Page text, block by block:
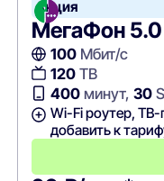
Акция
МегаФон
100Мбит/с
120ТВ
400минут, 30
Wi-Fi роутер,
добавить к